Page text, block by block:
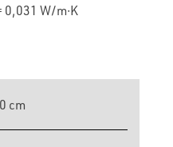
W/m∙K
cm